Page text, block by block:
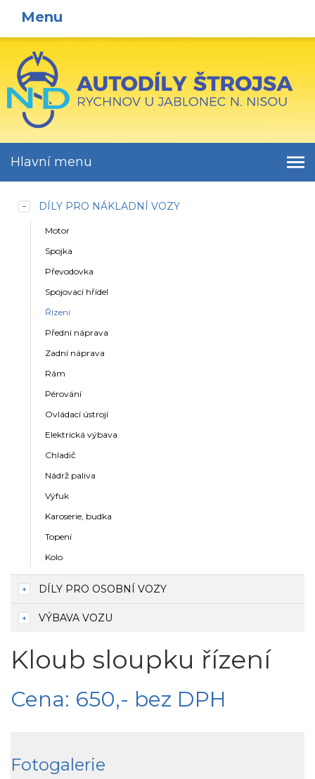
Menu
Hlavní menu
DÍLY PRO NÁKLADNÍ VOZY
Motor
Spojka
Převodovka
Spojovací hřídel
Řízení
Přední náprava
Zadní náprava
Rám
Pérování
Ovládací ústrojí
Elektrická výbava
Chladič
Nádrž paliva
Výfuk
Karoserie, budka
Topení
Kolo
DÍLY PRO OSOBNÍ VOZY
VÝBAVA VOZU
Kloub sloupku řízení
Cena: 650,- bez DPH
Fotogalerie